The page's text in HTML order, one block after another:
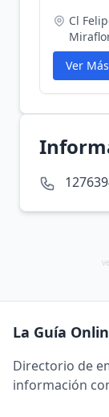
Cl
Ver Más
La Guía
Directorio de
información